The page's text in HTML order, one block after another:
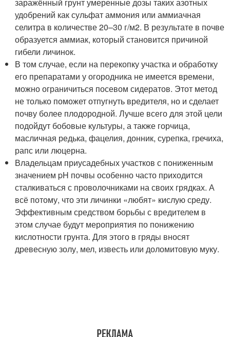
удобрений как сульфат аммония или аммиачная
селитра в количестве 20–30 г/м2. В результате в почве
образуется аммиак, который становится причиной
гибели личинок.
В том случае, если на перекопку участка и обработку
его препаратами у огородника не имеется времени,
можно ограничиться посевом сидератов. Этот метод
не только поможет отпугнуть вредителя, но и сделает
почву более плодородной. Лучше всего для этой цели
подойдут бобовые культуры, а также горчица,
масличная редька, фацелия, донник, сурепка, гречиха,
рапс или люцерна.
Владельцам приусадебных участков с пониженным
значением pH почвы особенно часто приходится
сталкиваться с проволочниками на своих грядках. А
всё потому, что эти личинки «любят» кислую среду.
Эффективным средством борьбы с вредителем в
этом случае будут мероприятия по понижению
кислотности грунта. Для этого в гряды вносят
древесную золу, мел, известь или доломитовую муку.